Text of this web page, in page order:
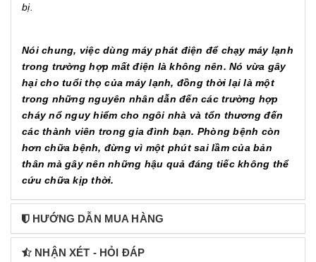
bị.
Nói chung, việc dùng máy phát điện để chạy máy lạnh
trong trường hợp mất điện là không nên. Nó vừa gây
hại cho tuổi thọ của máy lạnh, đồng thời lại là một
trong những nguyên nhân dẫn đến các trường hợp
cháy nổ nguy hiểm cho ngôi nhà và tổn thương đến
các thành viên trong gia đình bạn. Phòng bệnh còn
hơn chữa bệnh, đừng vì một phút sai lầm của bản
thân mà gây nên những hậu quả đáng tiếc không thể
cứu chữa kịp thời.
HƯỚNG DẪN MUA HÀNG
NHẬN XÉT - HỎI ĐÁP